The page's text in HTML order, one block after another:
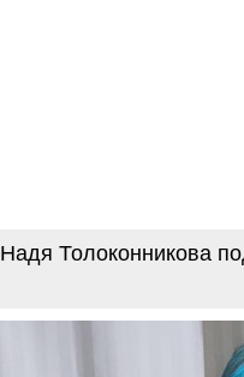
Надя Толоконникова